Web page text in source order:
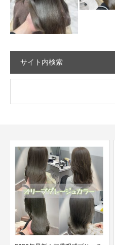
サイト内検索